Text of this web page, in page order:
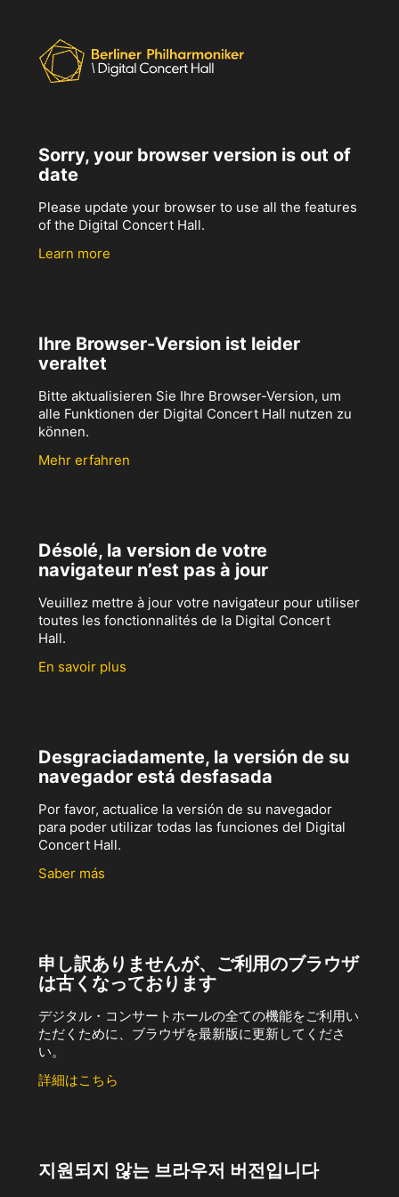
Sorry, your browser version is out of
date
Please update your browser to use all the features
of the Digital Concert Hall.
Learn more
Ihre Browser-Version ist leider
veraltet
Bitte aktualisieren Sie Ihre Browser-Version, um
alle Funktionen der Digital Concert Hall nutzen zu
können.
Mehr erfahren
Désolé, la version de votre
navigateur n’est pas à jour
Veuillez mettre à jour votre navigateur pour utiliser
toutes les fonctionnalités de la Digital Concert
Hall.
En savoir plus
Desgraciadamente, la versión de su
navegador está desfasada
Por favor, actualice la versión de su navegador
para poder utilizar todas las funciones del Digital
Concert Hall.
Saber más
申し訳ありませんが、ご利用のブラウザ
は古くなっております
デジタル・コンサートホールの全ての機能をご利用い
ただくために、ブラウザを最新版に更新してくださ
い。
詳細はこちら
지원되지 않는 브라우저 버전입니다